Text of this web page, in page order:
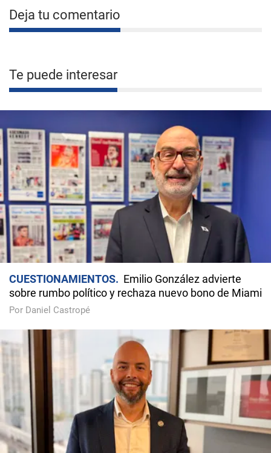
Deja tu comentario
Te puede interesar
CUESTIONAMIENTOS
Emilio González advierte
sobre rumbo político y rechaza nuevo bono de Miami
Por Daniel Castropé